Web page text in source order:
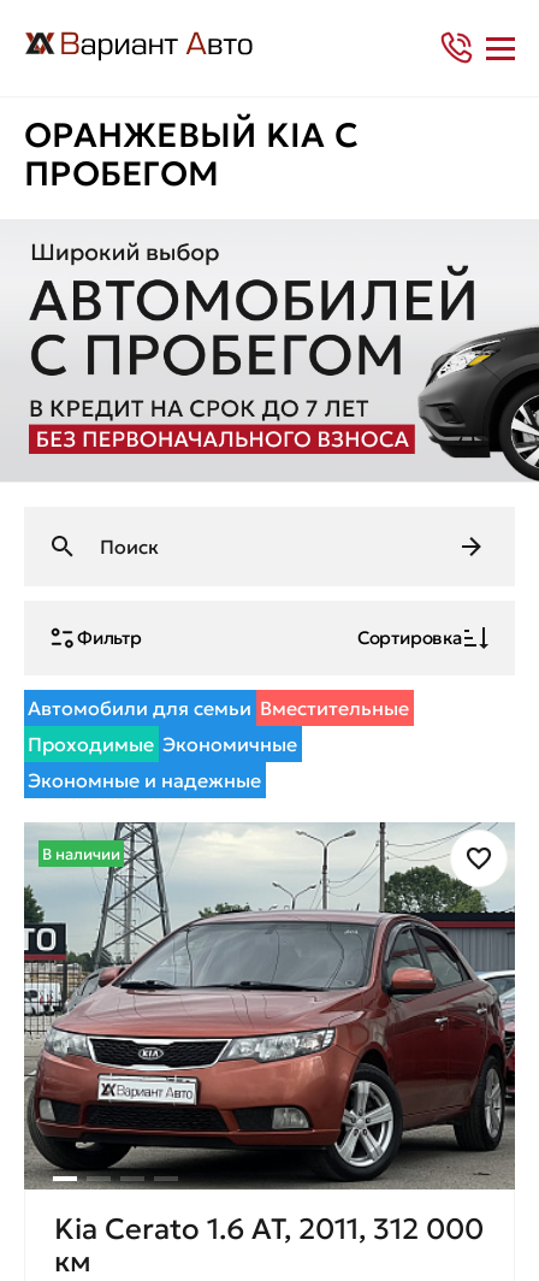
ОРАНЖЕВЫЙ KIA С
ПРОБЕГОМ
Фильтр Сортировка
Автомобили для семьи Вместительные
Проходимые Экономичные
Экономные и надежные
В наличии
Kia Cerato 1.6 AT, 2011, 312 000
км